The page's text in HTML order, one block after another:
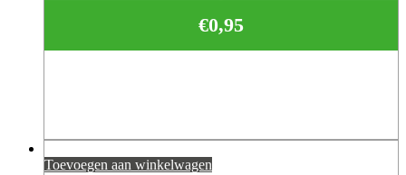
€0,95
Toevoegen aan winkelwagen